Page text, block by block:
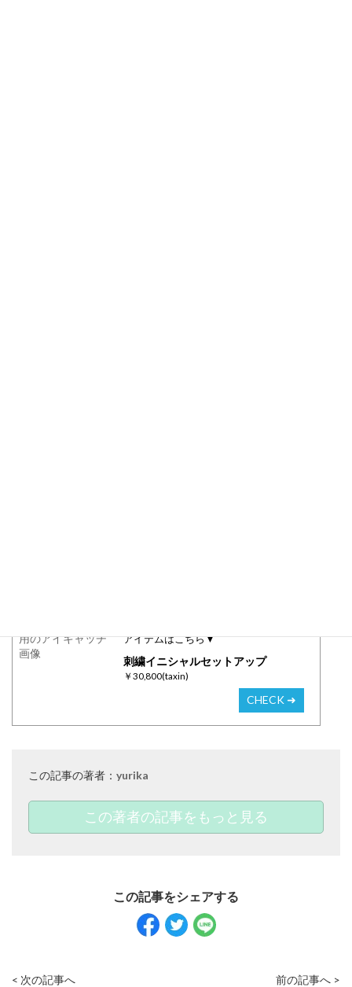
アイテムはこちら▼
刺繍イニシャルセットアップ
￥30,800(taxin)
CHECK ➜
この記事の著者： yurika
この著者の記事をもっと見る
< 次の記事へ 前の記事へ >